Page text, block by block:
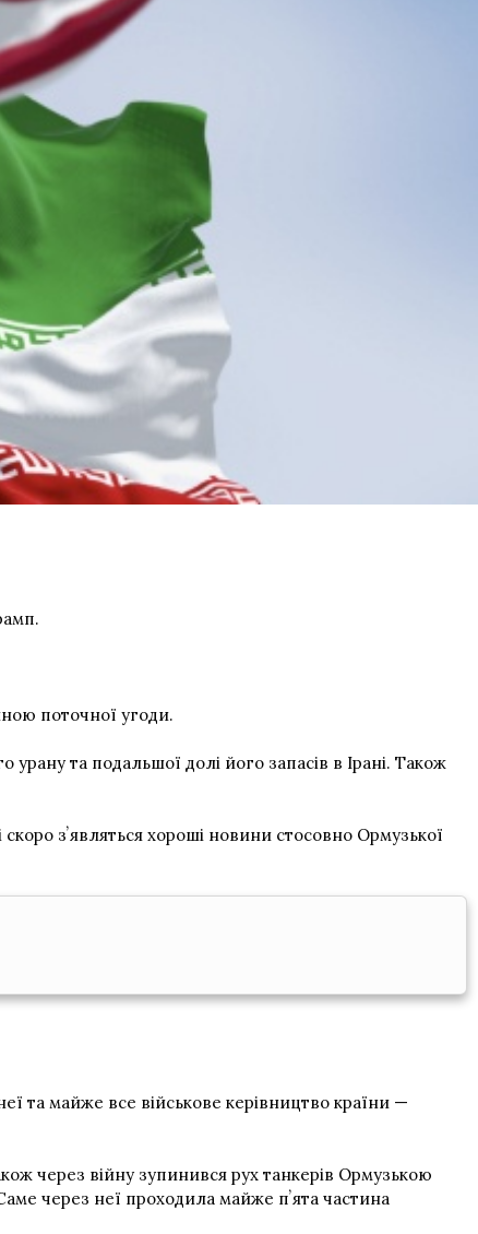
поточної угоди.
та подальшої долі його запасів в Ірані. Також
зʼявляться хороші новини стосовно Ормузької
та майже все військове керівництво країни —
через війну зупинився рух танкерів Ормузькою
через неї проходила майже пʼята частина